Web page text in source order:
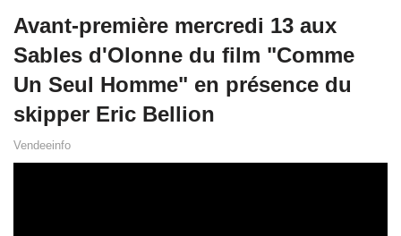
Avant-première mercredi 13 aux
Sables d'Olonne du film "Comme
Un Seul Homme" en présence du
skipper Eric Bellion
Vendeeinfo